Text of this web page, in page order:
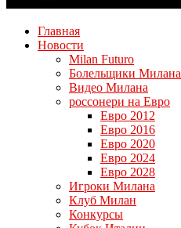
Главная
Новости
Milan Futuro
Болельщики Милана
Видео Милана
россонери на Евро
Евро 2012
Евро 2016
Евро 2020
Евро 2024
Евро 2028
Игроки Милана
Клуб Милан
Конкурсы